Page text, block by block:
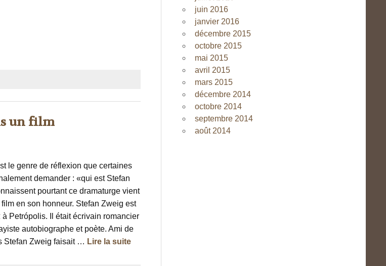
un film
le genre de réflexion que certaines
demander : «qui est Stefan
pourtant ce dramaturge vient
en son honneur. Stefan Zweig est
Petrópolis. Il était écrivain romancier
autobiographe et poète. Ami de
Stefan Zweig faisait … Lire la suite
juin 2016
janvier 2016
décembre 2015
octobre 2015
mai 2015
avril 2015
mars 2015
décembre 2014
octobre 2014
septembre 2014
août 2014